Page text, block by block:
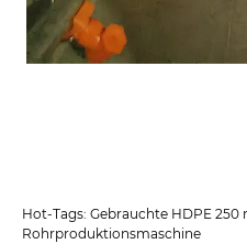
Hot-Tags: Gebrauchte HDPE
Rohrproduktionsmaschine